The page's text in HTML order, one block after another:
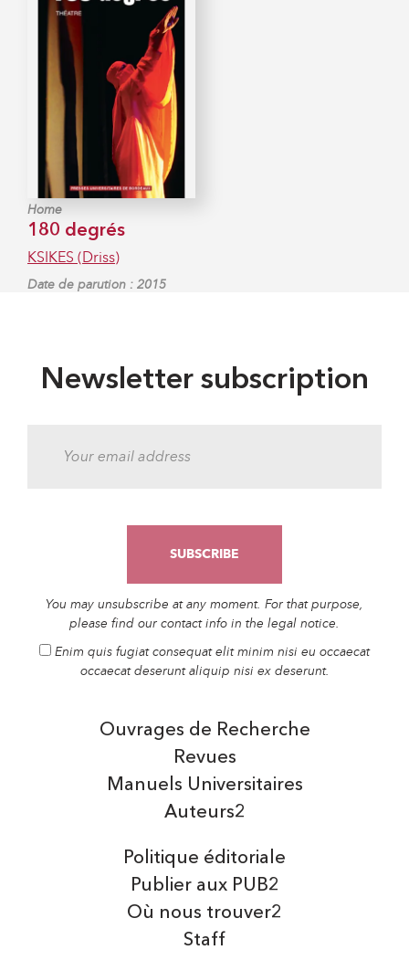
Home
180 degrés
KSIKES (Driss)
Date de parution : 2015
Newsletter subscription
You may unsubscribe at any moment. For that purpose,
please find our contact info in the legal notice.
Enim quis fugiat consequat elit minim nisi eu occaecat
occaecat deserunt aliquip nisi ex deserunt.
Auteurs2
Manuels Universitaires
Ouvrages de Recherche
Revues
Politique éditoriale
Publier aux PUB2
Où nous trouver2
Staff